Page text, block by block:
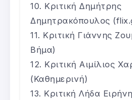
Κριτική Δημήτρης
Δημητρακόπουλος
Κριτική Γιάννης
Βήμα)
Κριτική Αιμίλιος
(Καθημερινή)
Κριτική Λήδα